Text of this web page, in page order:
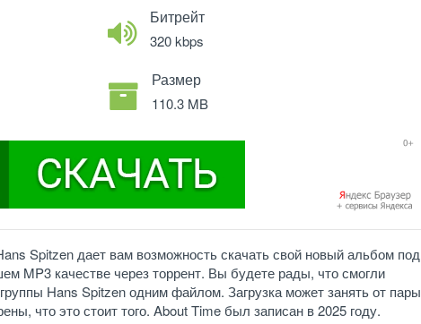
Битрейт
320 kbps
Размер
110.3 MB
Spitzen дает вам возможность скачать свой новый альбом под
MP3 качестве через торрент. Вы будете рады, что смогли
Hans Spitzen одним файлом. Загрузка может занять от пары
что это стоит того. About Time был записан в 2025 году.